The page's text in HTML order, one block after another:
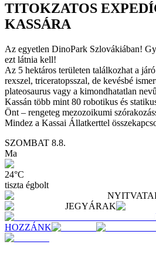
TITOKZATOS
KASSÁRA
Az egyetlen DinoPark Szlovákiában!
ezt látnia kell!
Az 5 hektáros területen találkozhat a
rexszel, triceratopsszal, de kevésbé
plateosaurus vagy a kimondhatatlan
Kassán több mint 80 robotikus és
Önt – rengeteg mezozoikumi
Mindez a Kassai Állatkerttel
SZOMBAT 8.8.
Ma
24°C
tiszta égbolt
JEGYÁRAK
HOZZÁNK